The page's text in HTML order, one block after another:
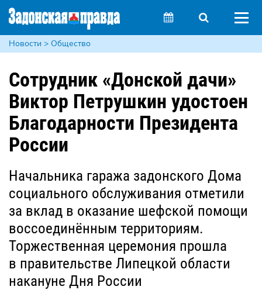
Новости > Общество
Сотрудник «Донской дачи»
Виктор Петрушкин удостоен
Благодарности Президента
России
Начальника гаража задонского Дома
социального обслуживания отметили
за вклад в оказание шефской помощи
воссоединённым территориям.
Торжественная церемония прошла
в правительстве Липецкой области
накануне Дня России